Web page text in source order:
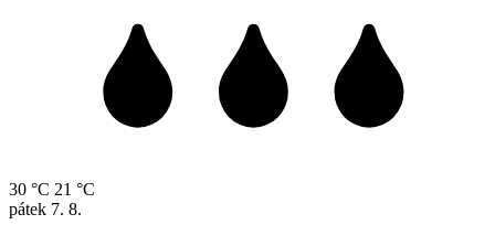
30 °C 21 °C
pátek 7. 8.